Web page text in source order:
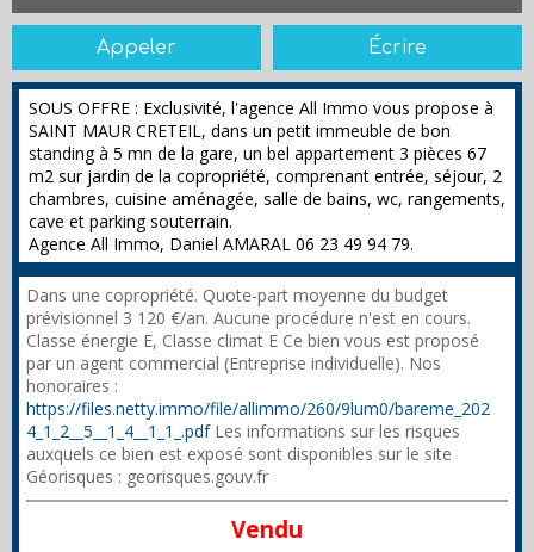
Appeler Écrire
SOUS OFFRE : Exclusivité, l'agence All Immo vous propose à
SAINT MAUR CRETEIL, dans un petit immeuble de bon
standing à 5 mn de la gare, un bel appartement 3 pièces 67
m2 sur jardin de la copropriété, comprenant entrée, séjour, 2
chambres, cuisine aménagée, salle de bains, wc, rangements,
cave et parking souterrain.
Agence All Immo, Daniel AMARAL 06 23 49 94 79.
Dans une copropriété. Quote-part moyenne du budget
prévisionnel 3 120 €/an. Aucune procédure n'est en cours.
Classe énergie E, Classe climat E Ce bien vous est proposé
par un agent commercial (Entreprise individuelle). Nos
honoraires :
https://files.netty.immo/file/allimmo/260/9lum0/bareme_202
4_1_2__5__1_4__1_1_.pdfLes informations sur les risques
auxquels ce bien est exposé sont disponibles sur le site
Géorisques : georisques.gouv.fr
Vendu